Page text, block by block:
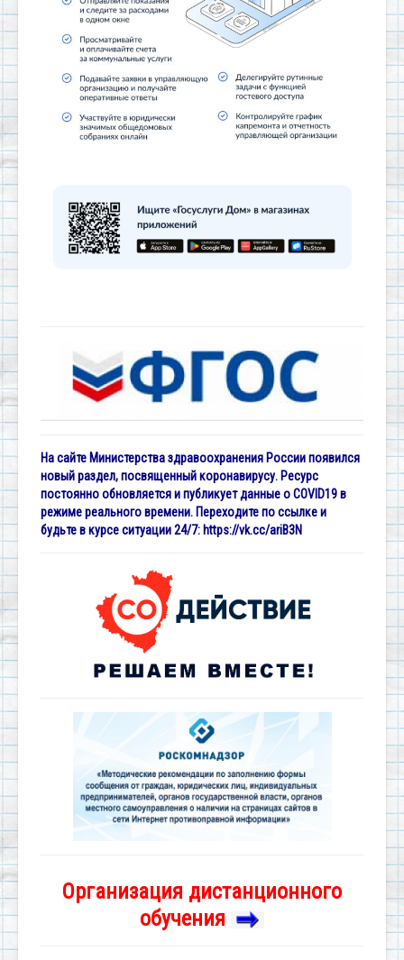
На сайте Министерства здравоохранения России появился
новый раздел, посвященный коронавирусу. Ресурс
постоянно обновляется и публикует данные о COVID19 в
режиме реального времени. Переходите по ссылке и
будьте в курсе ситуации 24/7: https://vk.cc/ariB3N
Организация дистанционного
обучения